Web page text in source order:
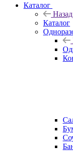
Каталог
Назад
Каталог